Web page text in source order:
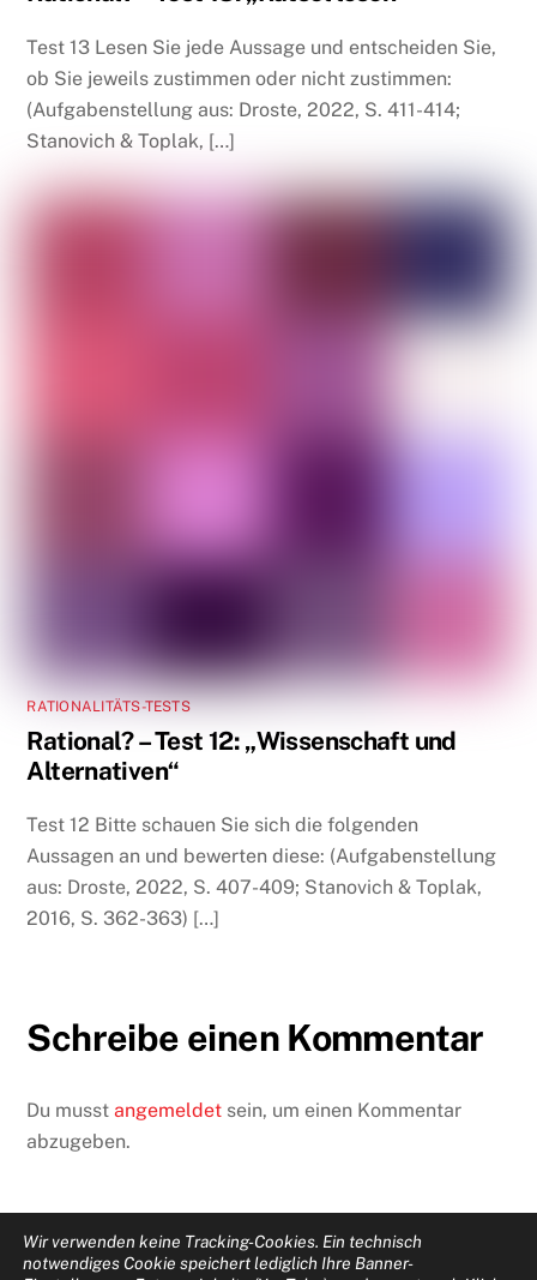
Test 13 Lesen Sie jede Aussage und entscheiden Sie,
ob Sie jeweils zustimmen oder nicht zustimmen:
(Aufgabenstellung aus: Droste, 2022, S. 411-414;
Stanovich & Toplak, […]
RATIONALITÄTS-TESTS
Rational? – Test 12: „Wissenschaft und
Alternativen“
Test 12 Bitte schauen Sie sich die folgenden
Aussagen an und bewerten diese: (Aufgabenstellung
aus: Droste, 2022, S. 407-409; Stanovich & Toplak,
2016, S. 362-363) […]
Schreibe einen Kommentar
Du musstangemeldet sein, um einen Kommentar
abzugeben.
Wir verwenden keine Tracking-Cookies. Ein technisch
notwendiges Cookie speichert lediglich Ihre Banner-